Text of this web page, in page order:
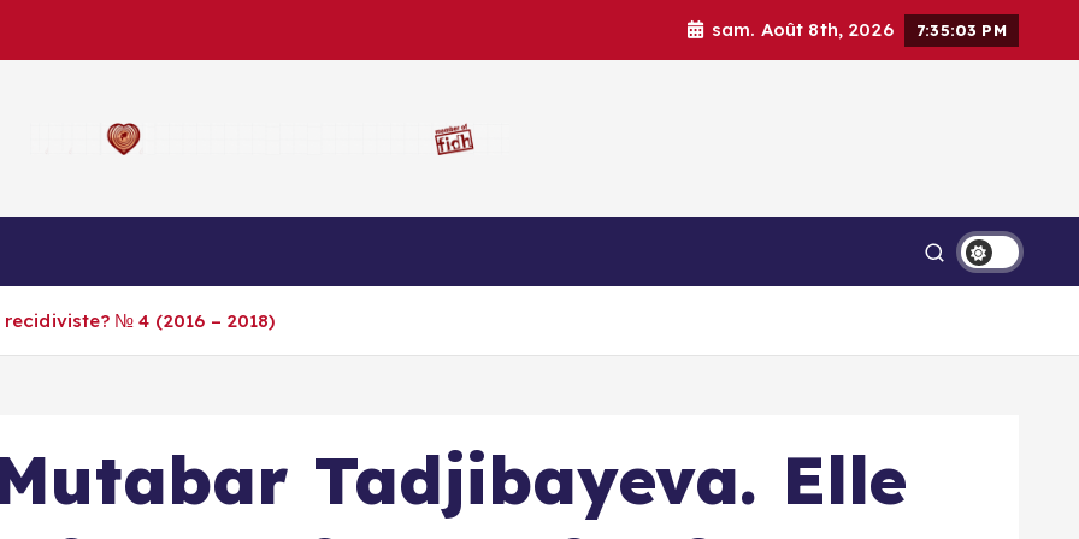
sam. Août 8th, 2026 7:35:05 PM
№ 4 (2016 – 2018)
Tadjibayeva. Elle